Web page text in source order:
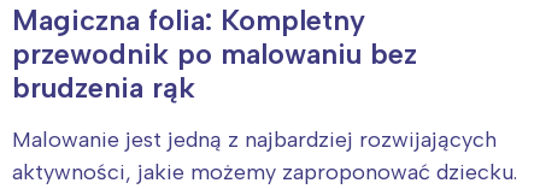
Magiczna folia: Kompletny
przewodnik po malowaniu bez
brudzenia rąk
Malowanie jest jedną z najbardziej rozwijających
aktywności, jakie możemy zaproponować dziecku.